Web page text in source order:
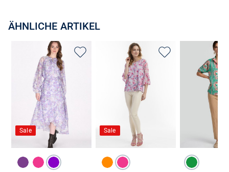
ÄHNLICHE ARTIKEL
Sale Sale